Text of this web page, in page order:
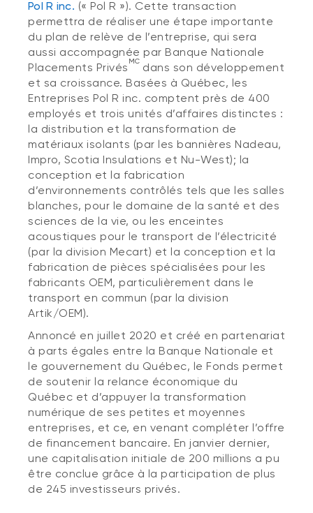
Pol R inc. (« Pol R »). Cette transaction
permettra de réaliser une étape importante
du plan de relève de l’entreprise, qui sera
aussi accompagnée par Banque Nationale
Placements Privés MCdans son développement
et sa croissance. Basées à Québec, les
Entreprises Pol R inc. comptent près de 400
employés et trois unités d’affaires distinctes :
la distribution et la transformation de
matériaux isolants (par les bannières Nadeau,
Impro, Scotia Insulations et Nu-West); la
conception et la fabrication
d’environnements contrôlés tels que les salles
blanches, pour le domaine de la santé et des
sciences de la vie, ou les enceintes
acoustiques pour le transport de l’électricité
(par la division Mecart) et la conception et la
fabrication de pièces spécialisées pour les
fabricants OEM, particulièrement dans le
transport en commun (par la division
Artik/OEM).
Annoncé en juillet 2020 et créé en partenariat
à parts égales entre la Banque Nationale et
le gouvernement du Québec, le Fonds permet
de soutenir la relance économique du
Québec et d’appuyer la transformation
numérique de ses petites et moyennes
entreprises, et ce, en venant compléter l’offre
de financement bancaire. En janvier dernier,
une capitalisation initiale de 200 millions a pu
être conclue grâce à la participation de plus
de 245 investisseurs privés.